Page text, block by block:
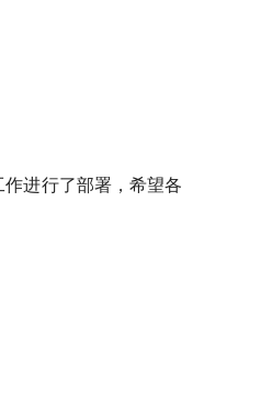
进行了部署，希望各